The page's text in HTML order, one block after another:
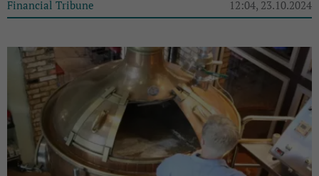
Financial Tribune 12:04, 23.10.2024